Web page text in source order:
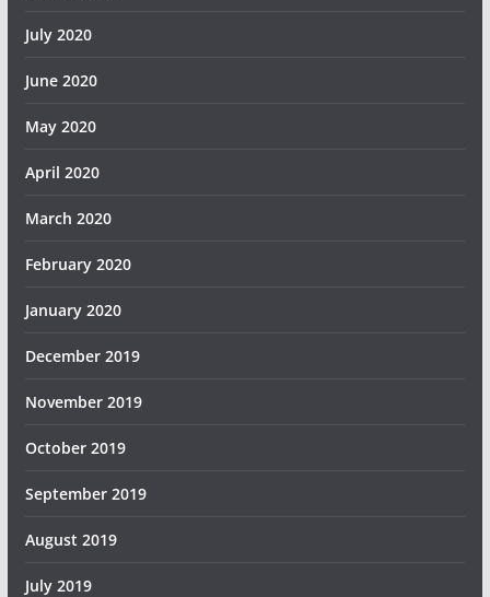
July 2020
June 2020
May 2020
April 2020
March 2020
February 2020
January 2020
December 2019
November 2019
October 2019
September 2019
August 2019
July 2019